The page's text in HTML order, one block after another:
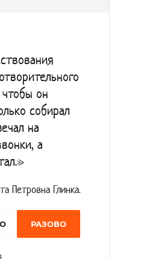
экскурсии по
Для обслуживания
интернат располагает
Альмера и ВАЗ
он
собирал
на
а
Петровна Глинка.
РАЗОВО